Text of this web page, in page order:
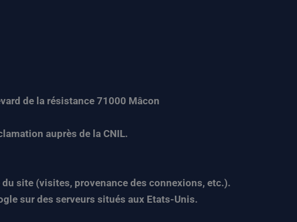
de la résistance 71000 Mâcon
auprès de la CNIL.
du site (visites, provenance des connexions, etc.).
sur des serveurs situés aux Etats-Unis.